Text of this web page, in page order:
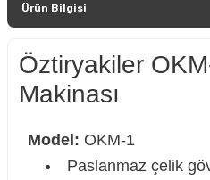
Ürün Bilgisi
Öztiryakiler
Makinası
Model: OKM-1
Paslanmaz çelik